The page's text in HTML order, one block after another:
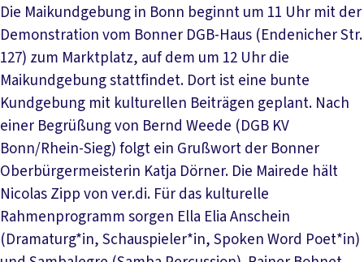
Die Maikundgebung in Bonn beginnt um 11 Uhr mit der
Demonstration vom Bonner DGB-Haus (Endenicher Str.
127) zum Marktplatz, auf dem um 12 Uhr die
Maikundgebung stattfindet. Dort ist eine bunte
Kundgebung mit kulturellen Beiträgen geplant. Nach
einer Begrüßung von Bernd Weede (DGB KV
Bonn/Rhein-Sieg) folgt ein Grußwort der Bonner
Oberbürgermeisterin Katja Dörner. Die Mairede hält
Nicolas Zipp von ver.di. Für das kulturelle
Rahmenprogramm sorgen Ella Elia Anschein
(Dramaturg*in, Schauspieler*in, Spoken Word Poet*in)